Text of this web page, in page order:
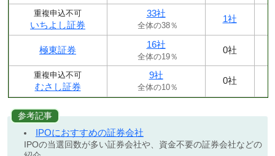
重複申込不可
いちよし証券
33社
全体の38％
1社
極東証券
16社
全体の19％
0社
重複申込不可
むさし証券
9社
全体の10％
0社
参考記事
IPOにおすすめの証券会社
IPOの当選回数が多い証券会社や、資金不要の証券会社などの